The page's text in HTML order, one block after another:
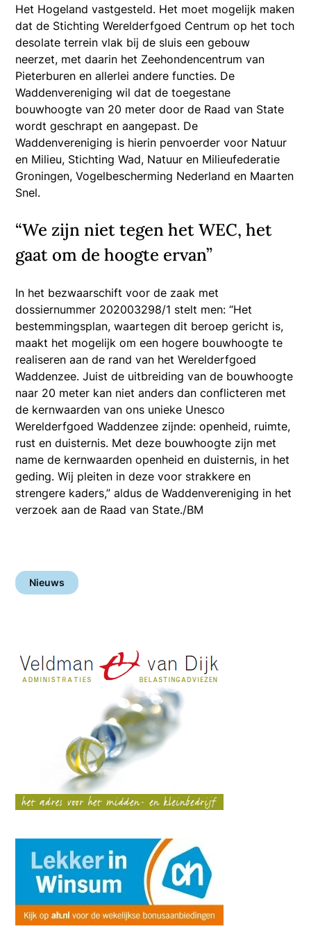
Het Hogeland vastgesteld. Het moet mogelijk maken
dat de Stichting Werelderfgoed Centrum op het toch
desolate terrein vlak bij de sluis een gebouw
neerzet, met daarin het Zeehondencentrum van
Pieterburen en allerlei andere functies. De
Waddenvereniging wil dat de toegestane
bouwhoogte van 20 meter door de Raad van State
wordt geschrapt en aangepast. De
Waddenvereniging is hierin penvoerder voor Natuur
en Milieu, Stichting Wad, Natuur en Milieufederatie
Groningen, Vogelbescherming Nederland en Maarten
Snel.
“We zijn niet tegen het WEC, het
gaat om de hoogte ervan”
In het bezwaarschift voor de zaak met
dossiernummer 202003298/1 stelt men: “Het
bestemmingsplan, waartegen dit beroep gericht is,
maakt het mogelijk om een hogere bouwhoogte te
realiseren aan de rand van het Werelderfgoed
Waddenzee. Juist de uitbreiding van de bouwhoogte
naar 20 meter kan niet anders dan conflicteren met
de kernwaarden van ons unieke Unesco
Werelderfgoed Waddenzee zijnde: openheid, ruimte,
rust en duisternis. Met deze bouwhoogte zijn met
name de kernwaarden openheid en duisternis, in het
geding. Wij pleiten in deze voor strakkere en
strengere kaders,” aldus de Waddenvereniging in het
verzoek aan de Raad van State./BM
Nieuws